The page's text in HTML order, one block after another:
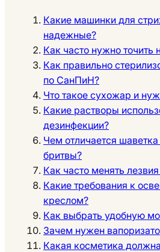
Какие машинки для
надежные?
Как часто нужно точить
Как правильно
по СанПиН?
Что такое сухожар и
Какие растворы
дезинфекции?
Чем отличается шаветка
бритвы?
Как часто менять
Какие требования к
креслом?
Как выбрать удобную
Зачем нужен
Какая косметика